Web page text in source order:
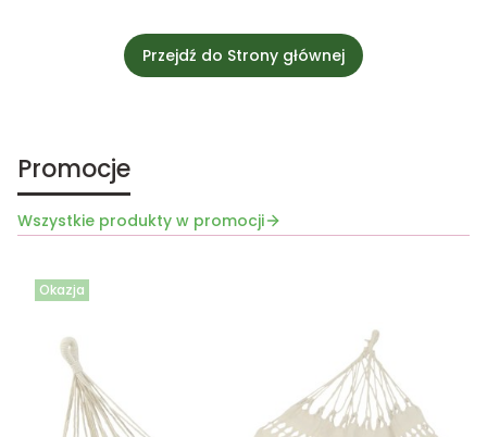
Przejdź do Strony głównej
Promocje
Wszystkie produkty w promocji
Okazja